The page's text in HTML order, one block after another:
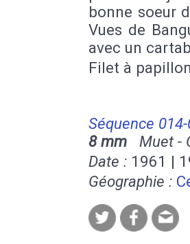
bonne soeur
Vues de
avec un
Filet à
Séquence
8 mm Muet -
Date : 1961 |
Géographie :